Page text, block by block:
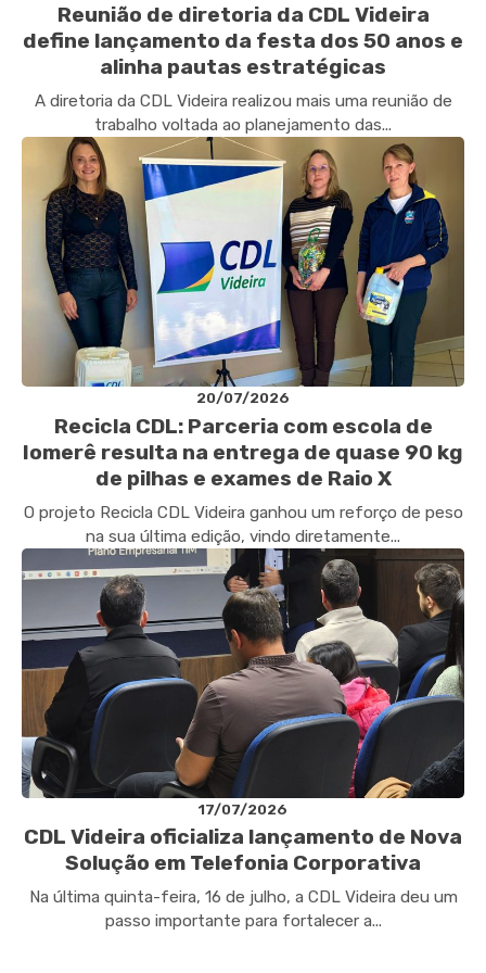
Reunião de diretoria da CDL Videira
define lançamento da festa dos 50 anos e
alinha pautas estratégicas
A diretoria da CDL Videira realizou mais uma reunião de
trabalho voltada ao planejamento das...
20/07/2026
Recicla CDL: Parceria com escola de
Iomerê resulta na entrega de quase 90 kg
de pilhas e exames de Raio X
O projeto Recicla CDL Videira ganhou um reforço de peso
na sua última edição, vindo diretamente...
17/07/2026
CDL Videira oficializa lançamento de Nova
Solução em Telefonia Corporativa
Na última quinta-feira, 16 de julho, a CDL Videira deu um
passo importante para fortalecer a...